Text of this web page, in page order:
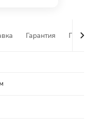
Гарантия